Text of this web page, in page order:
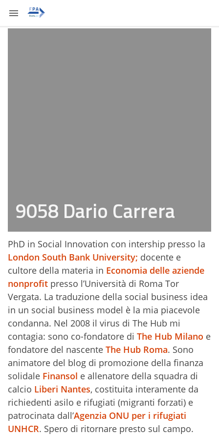
9058 Dario Carrera
PhD in Social Innovation con intership presso la
London South Bank University; docente e
cultore della materia in Economia delle aziende
nonprofit presso l’Università di Roma Tor
Vergata. La traduzione della social business idea
in un social business model è la mia piacevole
condanna. Nel 2008 il virus di The Hub mi
contagia: sono co-fondatore di The Hub Milano e
fondatore del nascente The Hub Roma. Sono
animatore del blog di promozione della finanza
solidale Finansol e allenatore della squadra di
calcio Liberi Nantes, costituita interamente da
richiedenti asilo e rifugiati (migranti forzati) e
patrocinata dall’Agenzia ONU per i rifugiati
UNHCR. Spero di ritornare presto sul campo.